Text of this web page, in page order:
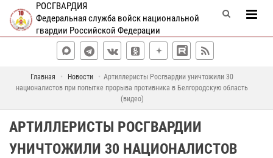
РОСГВАРДИЯ
Федеральная служба войск национальной
гвардии Российской Федерации
Главная Новости
Артиллеристы Росгвардии уничтожили 30
националистов при попытке прорыва противника в Белгородскую область
(видео)
АРТИЛЛЕРИСТЫ РОСГВАРДИИ
УНИЧТОЖИЛИ 30 НАЦИОНАЛИСТОВ